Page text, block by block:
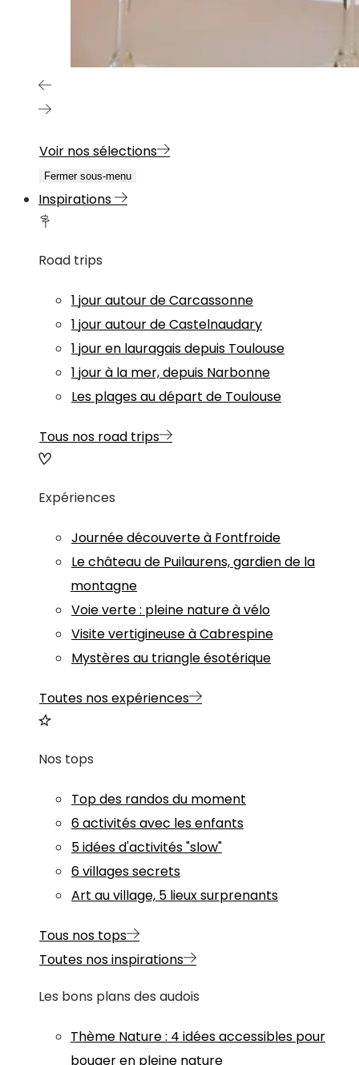
Voir nos sélections
Fermer sous-menu
Inspirations
Road trips
1 jour autour de Carcassonne
1 jour autour de Castelnaudary
1 jour en lauragais depuis Toulouse
1 jour à la mer, depuis Narbonne
Les plages au départ de Toulouse
Tous nos road trips
Expériences
Journée découverte à Fontfroide
Le château de Puilaurens, gardien de la
montagne
Voie verte : pleine nature à vélo
Visite vertigineuse à Cabrespine
Mystères au triangle ésotérique
Toutes nos expériences
Nos tops
Top des randos du moment
6 activités avec les enfants
5 idées d'activités "slow"
6 villages secrets
Art au village, 5 lieux surprenants
Tous nos tops
Toutes nos inspirations
Les bons plans des audois
Thème Nature: 4 idées accessibles pour
bouger en pleine nature